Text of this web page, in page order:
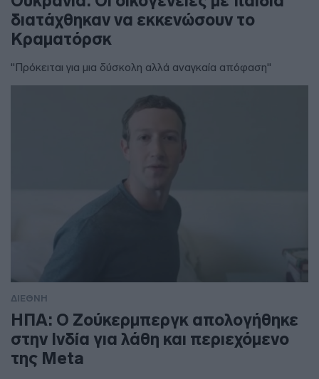
διατάχθηκαν να εκκενώσουν το
Κραματόρσκ
"Πρόκειται για μια δύσκολη αλλά αναγκαία απόφαση"
ΔΙΕΘΝΗ
ΗΠΑ: Ο Ζούκερμπεργκ απολογήθηκε
στην Ινδία για λάθη και περιεχόμενο
της Meta